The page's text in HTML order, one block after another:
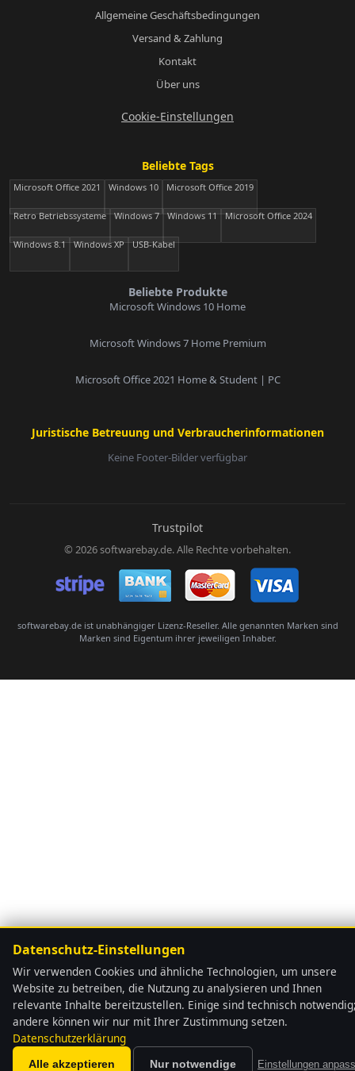
Allgemeine Geschäftsbedingungen
Versand & Zahlung
Kontakt
Über uns
Cookie-Einstellungen
Beliebte Tags
Microsoft Office 2021 Windows 10 Microsoft Office 2019
Retro Betriebssysteme Windows 7 Windows 11 Microsoft Office 2024
Windows 8.1 Windows XP USB-Kabel
Beliebte Produkte
Microsoft Windows 10 Home
Microsoft Windows 7 Home Premium
Microsoft Office 2021 Home & Student | PC
Juristische Betreuung und Verbraucherinformationen
Keine Footer-Bilder verfügbar
Trustpilot
© 2026 softwarebay.de. Alle Rechte vorbehalten.
softwarebay.de ist unabhängiger Lizenz-Reseller. Alle genannten Marken sind
Marken sind Eigentum ihrer jeweiligen Inhaber.
Datenschutz-Einstellungen
Wir verwenden Cookies und ähnliche Technologien, um unsere
Website zu betreiben, die Nutzung zu analysieren und Ihnen
relevante Inhalte bereitzustellen. Einige sind technisch
andere können wir nur mit Ihrer Zustimmung setzen.
Datenschutzerklärung
Alle akzeptieren Nur notwendige Einstellungen